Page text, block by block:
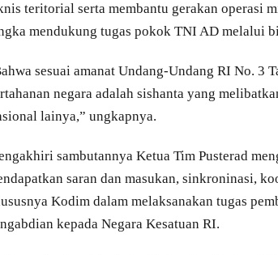
teritorial serta membantu gerakan operasi
mendukung tugas pokok TNI AD melalui
sesuai amanat Undang-Undang RI No. 3
negara adalah sishanta yang
lainya,” ungkapnya.
sambutannya Ketua Tim Pusterad
saran dan masukan, sinkroninasi,
Kodim dalam melaksanakan tugas
kepada Negara Kesatuan RI.